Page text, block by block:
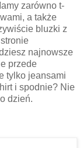
zarówno t-
a także
bluzki z
najnowsze
przede
tylko jeansami
i spodnie? Nie
dzień.